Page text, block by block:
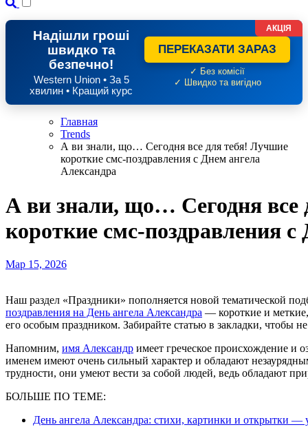
Надішли гроші
швидко та
безпечно!
Western Union • За 5
хвилин • Кращий курс
ПЕРЕКАЗАТИ ЗАРАЗ
✓ Без комісії
✓ Швидко та вигідно
АКЦІЯ
Главная
Trends
А ви знали, що… Сегодня все для тебя! Лучшие
короткие смс-поздравления с Днем ангела
Александра
А ви знали, що… Сегодня все
короткие смс-поздравления
Мар 15, 2026
Наш раздел «Праздники» пополняется новой тематической
поздравления на День ангела Александра — короткие и
его особым праздником. Забирайте статью в закладки, чтобы
Напомним, имя Александр имеет греческое происхождение
именем имеют очень сильный характер и обладают
трудности, они умеют вести за собой людей, ведь обладают
БОЛЬШЕ ПО ТЕМЕ:
День ангела Александра: стихи, картинки и открытки —